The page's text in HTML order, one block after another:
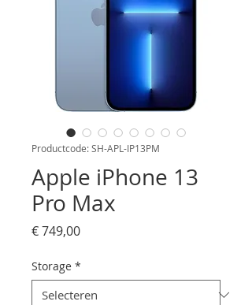
Productcode: SH-APL-IP13PM
Apple iPhone 13
Pro Max
€ 749,00Prijs
Storage *